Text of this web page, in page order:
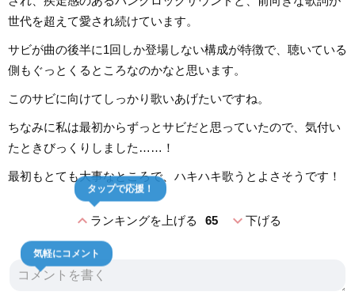
世代を超えて愛され続けています。
サビが曲の後半に1回しか登場しない構成が特徴で、聴いている
側もぐっとくるところなのかなと思います。
このサビに向けてしっかり歌いあげたいですね。
ちなみに私は最初からずっとサビだと思っていたので、気付い
たときびっくりしました……！
最初もとても大事なところで、ハキハキ歌うとよさそうです！
expand_lessランキングを上げる 65
タップで応援！
expand_more下げる
気軽にコメント